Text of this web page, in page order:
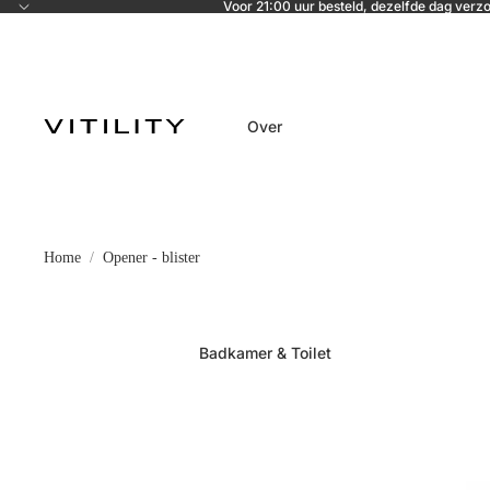
Voor 21:00 uur besteld, dezelfde dag
Over
Badkamer & Toilet
Home Opener - blister